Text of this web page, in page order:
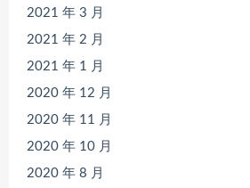
2021 年 3 月
2021 年 2 月
2021 年 1 月
2020 年 12 月
2020 年 11 月
2020 年 10 月
2020 年 8 月